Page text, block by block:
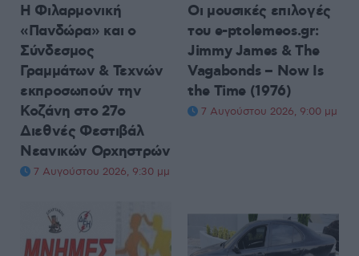
Η Φιλαρμονική
«Πανδώρα» και ο
Σύνδεσμος
Γραμμάτων & Τεχνών
εκπροσωπούν την
Κοζάνη στο 27ο
Διεθνές Φεστιβάλ
Νεανικών Ορχηστρών
7 Αυγούστου 2026, 9:30 μμ
Οι μουσικές επιλογές
του e-ptolemeos.gr:
Jimmy James & The
Vagabonds – Now Is
the Time (1976)
7 Αυγούστου 2026, 9:00 μμ